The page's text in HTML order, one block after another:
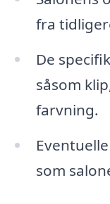
fra
De
såsom
farvning.
som